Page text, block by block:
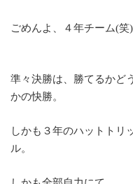
ごめんよ、４年チーム(笑)
準々決勝は、勝てるかど
かの快勝。
しかも３年のハットトリ
ル。